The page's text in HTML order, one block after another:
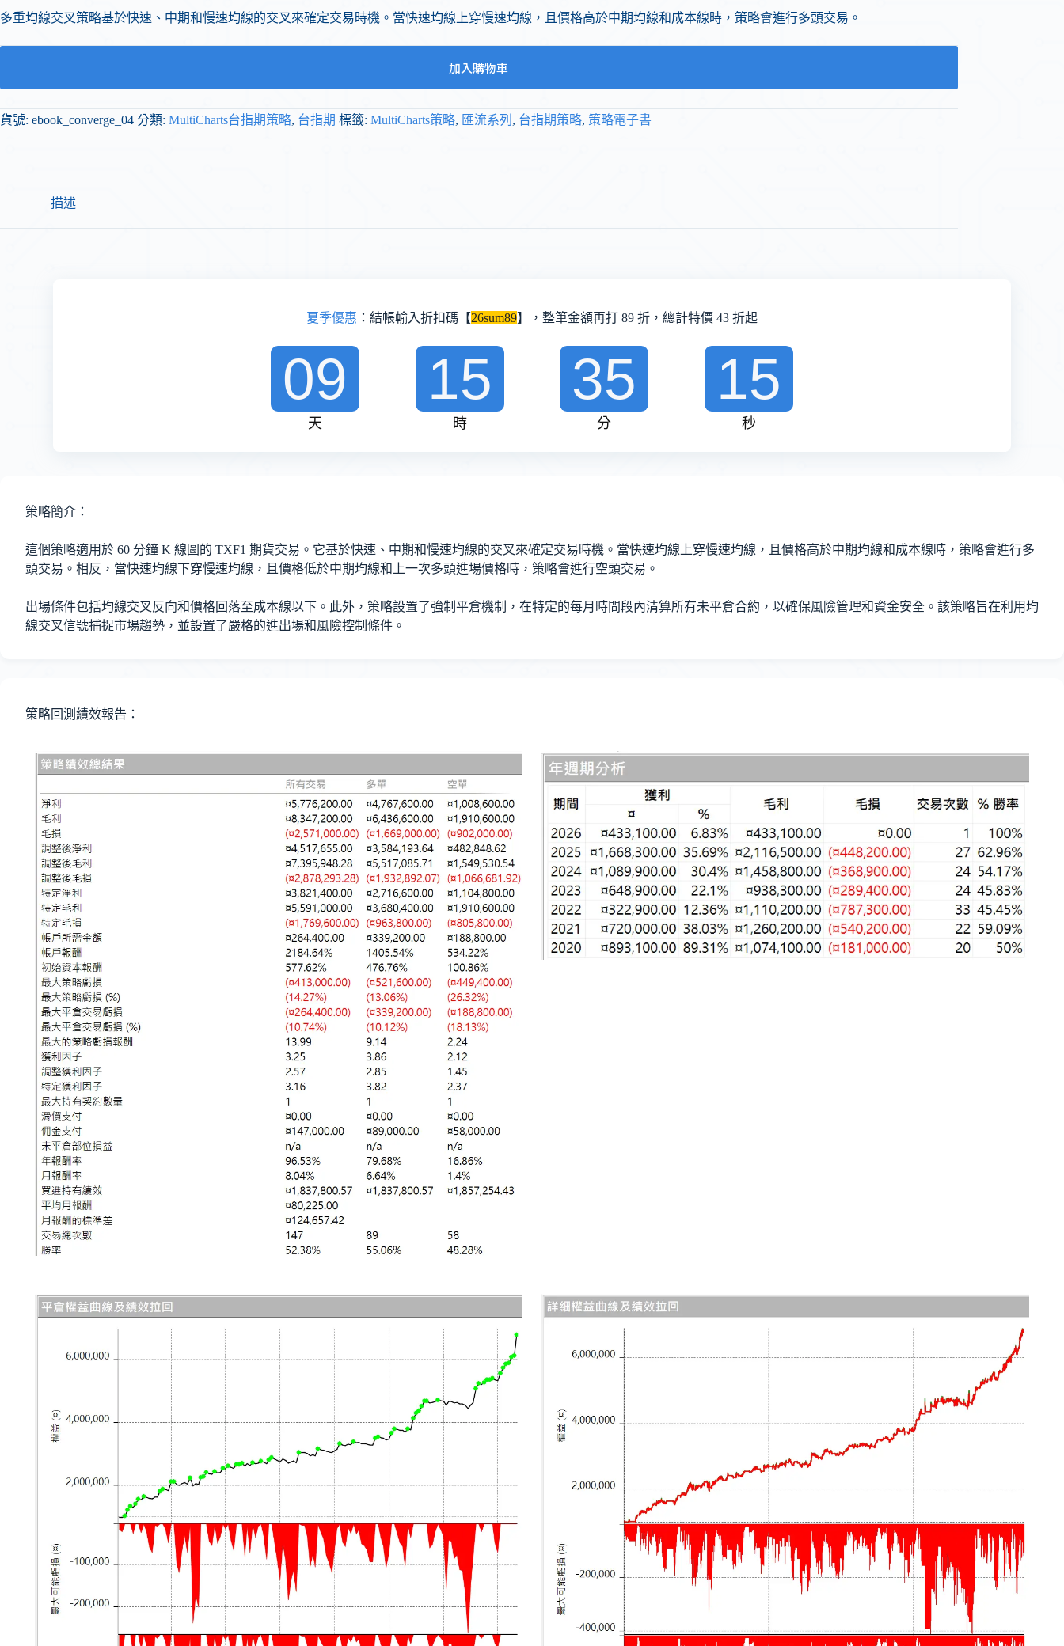
多重均線交叉策略基於快速、中期和慢速均線的交叉來確定交易時機。當快速均線上穿慢速均線，且價格高於中期均線和成本線時，策略會進行多頭交易。
加入購物車
貨號: ebook_converge_04 分類: MultiCharts台指期策略, 台指期 標籤: MultiCharts策略, 匯流系列 , 台指期策略, 策略電子書
描述
夏季優惠 ：結帳輸入折扣碼【26sum89】，整筆金額再打 89 折，總計特價 43 折起
09
天
15
時
35
分
14
秒
策略簡介：
這個策略適用於 60 分鐘 K 線圖的 TXF1 期貨交易。它基於快速、中期和慢速均線的交叉來確定交易時機。當快速均線上穿慢速均線，且價格高於中期均線和成本線時，策略會進行多
頭交易。相反，當快速均線下穿慢速均線，且價格低於中期均線和上一次多頭進場價格時，策略會進行空頭交易。
出場條件包括均線交叉反向和價格回落至成本線以下。此外，策略設置了強制平倉機制，在特定的每月時間段內清算所有未平倉合約，以確保風險管理和資金安全。該策略旨在利用均
線交叉信號捕捉市場趨勢，並設置了嚴格的進出場和風險控制條件。
策略回測績效報告：